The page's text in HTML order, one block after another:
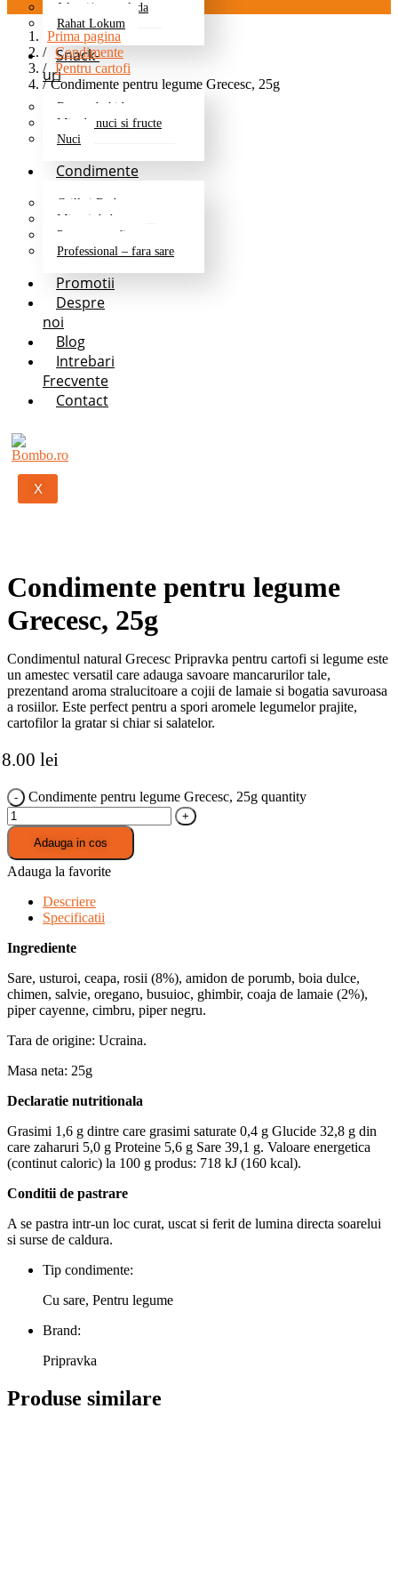
Jeleuri/marmelada
Rahat Lokum
Snack-
uri
Fructe deshidratate
Mix de nuci si fructe
Nuci
Condimente
Grill si Barbeque
Mixuri de baza
Pentru cartofi
Professional – fara sare
Promotii
Despre
noi
Blog
Intrebari
Frecvente
Contact
X
Prima pagina
Condimente
Pentru cartofi
Condimente pentru legume Grecesc, 25g
Condimente pentru legume
Grecesc, 25g
Condimentul natural Grecesc Pripravka pentru cartofi si legume este
un amestec versatil care adauga savoare mancarurilor tale,
prezentand aroma stralucitoare a cojii de lamaie si bogatia savuroasa
a rosiilor. Este perfect pentru a spori aromele legumelor prajite,
cartofilor la gratar si chiar si salatelor.
8.00 lei
Condimente pentru legume Grecesc, 25g quantity
Adauga in cos
Adauga la favorite
Descriere
Specificatii
Ingrediente
Sare, usturoi, ceapa, rosii (8%), amidon de porumb, boia dulce,
chimen, salvie, oregano, busuioc, ghimbir, coaja de lamaie (2%),
piper cayenne, cimbru, piper negru.
Tara de origine: Ucraina.
Masa neta: 25g
Declaratie nutritionala
Grasimi 1,6 g dintre care grasimi saturate 0,4 g Glucide 32,8 g din
care zaharuri 5,0 g Proteine 5,6 g Sare 39,1 g. Valoare energetica
(continut caloric) la 100 g produs: 718 kJ (160 kcal).
Conditii de pastrare
A se pastra intr-un loc curat, uscat si ferit de lumina directa soarelui
si surse de caldura.
Tip condimente:
Cu sare, Pentru legume
Brand:
Pripravka
Produse similare